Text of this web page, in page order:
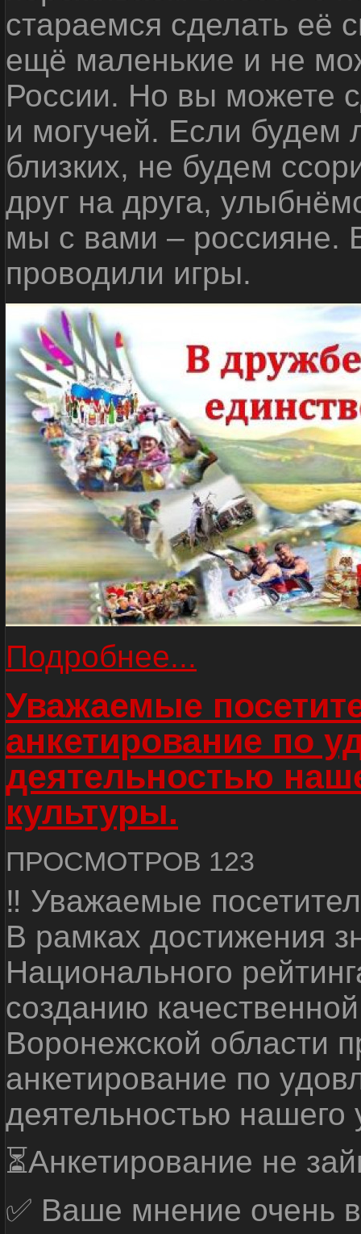
стараемся сделать её
ещё маленькие и не
России. Но вы можете
и могучей. Если будем
близких, не будем
друг на друга,
мы с вами – россияне.
проводили игры.
Подробнее...
Уважаемые
анкетирование по
деятельностью
культуры.
ПРОСМОТРОВ 123
‼ Уважаемые
В рамках достижения
Национального
созданию
Воронежской области
анкетирование по
деятельностью нашего
⏳Анкетирование не
✅ Ваше мнение очень